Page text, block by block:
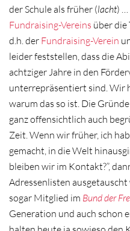
der Schule als früher (lacht) …
Fundraising-Vereins über die
d.h. der Fundraising-Verein
leider feststellen, dass die
achtziger Jahre in den
unterrepräsentiert sind. Wir
warum das so ist. Die
ganz offensichtlich auch
Zeit. Wenn wir früher, ich
gemacht, in die Welt
bleiben wir im Kontakt?”,
Adressenlisten
sogar Mitglied im Bund der
Generation und auch schon